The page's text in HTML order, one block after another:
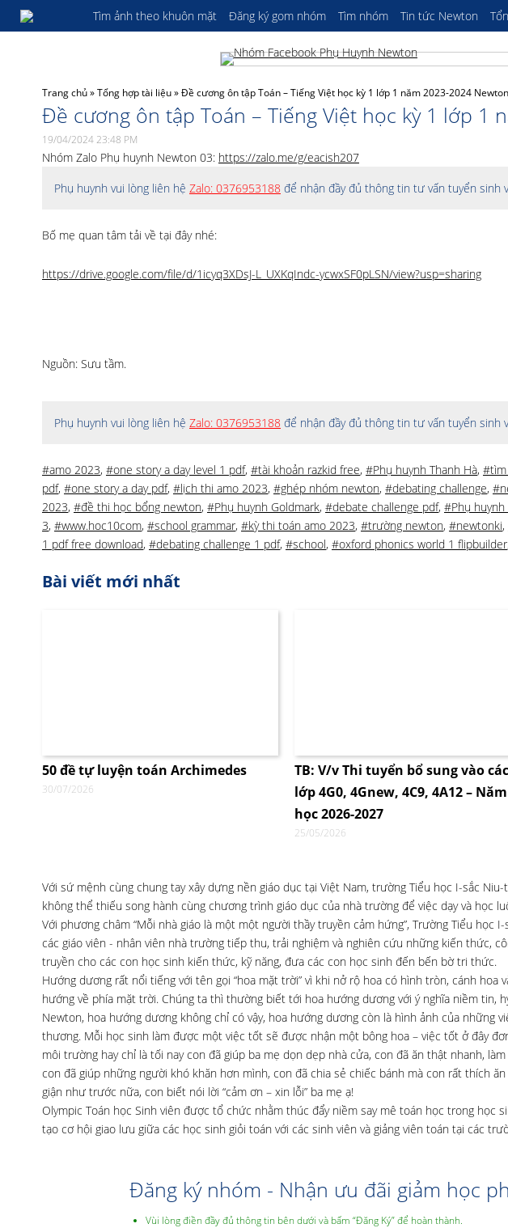
Tìm ảnh theo khuôn mặt Đăng ký gom nhóm Tìm nhóm Tin tức Newton
Trang chủ»Tổng hợp tài liệu»Đề cương ôn tập Toán – Tiếng Việt học kỳ 1 lớp 1 năm 2023-2024 Newton
Đề cương ôn tập Toán – Tiếng Việt học kỳ 1 lớp 1
19/04/2024 23:48 PM
Nhóm Zalo Phụ huynh Newton 03: https://zalo.me/g/eacish207
Phụ huynh vui lòng liên hệ Zalo: 0376953188 để nhận đầy đủ thông tin tư vấn tuyển sinh
Bố mẹ quan tâm tải về tại đây nhé:
https://drive.google.com/file/d/1icyq3XDsJ-L_UXKqIndc-ycwxSF0pLSN/view?usp=sharing
Nguồn: Sưu tầm.
Phụ huynh vui lòng liên hệ Zalo: 0376953188 để nhận đầy đủ thông tin tư vấn tuyển sinh
#amo 2023, #one story a day level 1 pdf, #tài khoản razkid free, #Phụ huynh Thanh Hà,
pdf, #one story a day pdf, #lịch thi amo 2023, #ghép nhóm newton, #debating challenge,
2023, #đề thi học bổng newton, #Phụ huynh Goldmark, #debate challenge pdf, #Phụ
3, #www.hoc10com, #school grammar, #kỳ thi toán amo 2023, #trường newton, #newtonki,
1 pdf free download, #debating challenge 1 pdf, #school, #oxford phonics world 1 flipbuilder
Bài viết mới nhất
50 đề tự luyện toán Archimedes
30/07/2026
TB: V/v Thi tuyển bổ sung vào các
lớp 4G0, 4Gnew, 4C9, 4A12 – Năm
học 2026-2027
25/05/2026
Với sứ mệnh cùng chung tay xây dựng nền giáo dục tại Việt Nam, trường Tiểu học I-sắc
không thể thiếu song hành cùng chương trình giáo dục của nhà trường để việc dạy và học
Với phương châm “Mỗi nhà giáo là một một người thầy truyền cảm hứng”, Trường Tiểu học
các giáo viên - nhân viên nhà trường tiếp thu, trải nghiệm và nghiên cứu những kiến thức,
truyền cho các con học sinh kiến thức, kỹ năng, đưa các con học sinh đến bến bờ tri thức.
Hướng dương rất nổi tiếng với tên gọi “hoa mặt trời” vì khi nở rộ hoa có hình tròn, cánh hoa
hướng về phía mặt trời. Chúng ta thì thường biết tới hoa hướng dương với ý nghĩa niềm tin,
Newton, hoa hướng dương không chỉ có vậy, hoa hướng dương còn là hình ảnh của những
thương. Mỗi học sinh làm được một việc tốt sẽ được nhận một bông hoa – việc tốt ở đây
môi trường hay chỉ là tối nay con đã giúp ba mẹ dọn dẹp nhà cửa, con đã ăn thật nhanh,
con đã giúp những người khó khăn hơn mình, con đã chia sẻ chiếc bánh mà con rất thích
giận như trước nữa, con biết nói lời “cảm ơn – xin lỗi” ba mẹ ạ!
Olympic Toán học Sinh viên được tổ chức nhằm thúc đẩy niềm say mê toán học trong học
tạo cơ hội giao lưu giữa các học sinh giỏi toán với các sinh viên và giảng viên toán tại các
Đăng ký nhóm - Nhận ưu đãi giảm học
Vùi lòng điền đầy đủ thông tin bên dưới và bấm “Đăng Ký” để hoàn thành.